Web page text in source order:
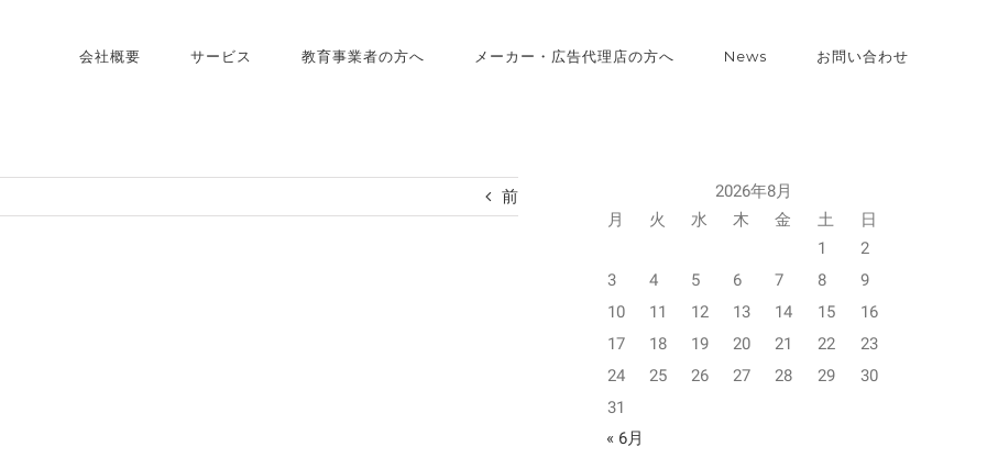
会社概要 サービス 教育事業者の方へ メーカー・広告代理店の方へ News お問い合わせ
前
2026年8月
月
火 水 木 金 土
日
1
2
3
4 5 6 7 8
9
10
11 12 13 14 15
16
17
18 19 20 21 22
23
24
25 26 27 28 29
30
31
« 6月